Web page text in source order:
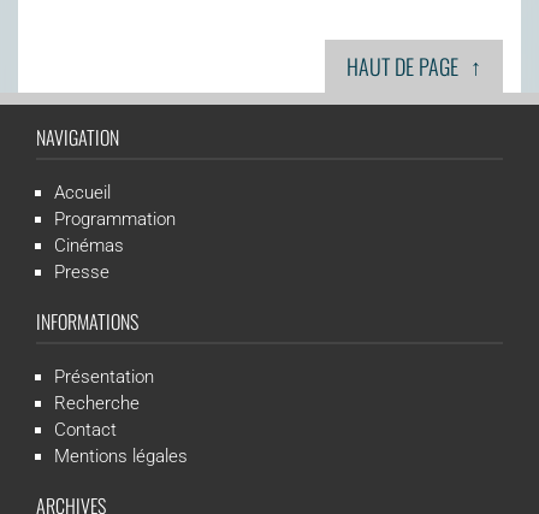
HAUT DE PAGE ↑
NAVIGATION
Accueil
Programmation
Cinémas
Presse
INFORMATIONS
Présentation
Recherche
Contact
Mentions légales
ARCHIVES